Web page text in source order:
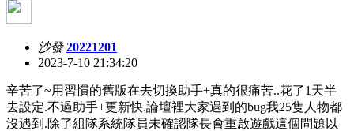
沙發 20221201
2023-7-10 21:34:20
辛苦了~用習慣的舊版在去切換助手+真的很痛苦..花了1天半
去設定.不過助手+更新快.論壇裡大家遇到的bug我25隻人物都
沒遇到.除了組隊系統隊員未確認隊長會重啟遊戲這個問題以